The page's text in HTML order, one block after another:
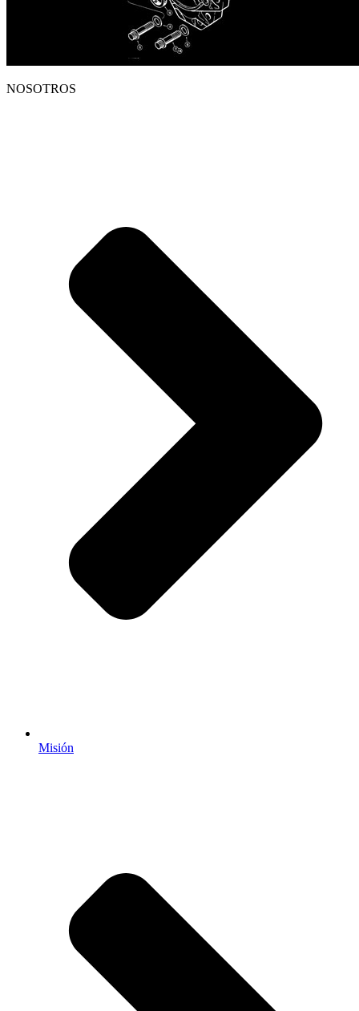
NOSOTROS
Misión